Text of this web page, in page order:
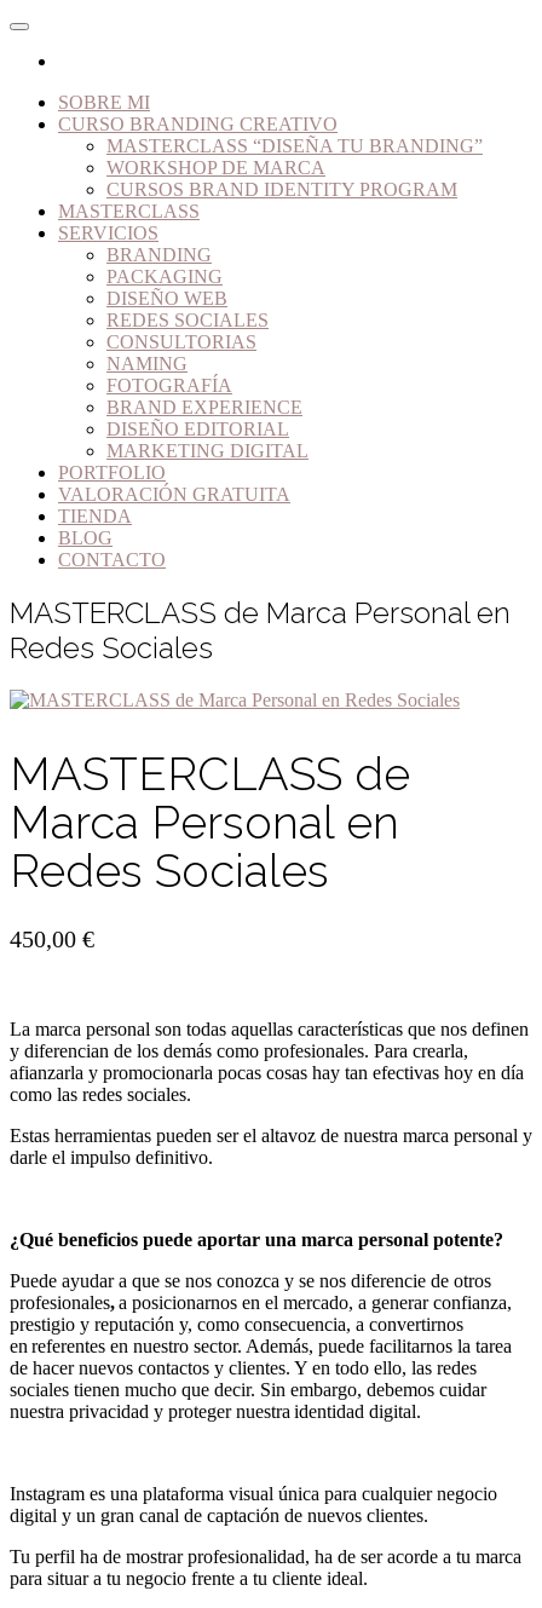
SOBRE MI
CURSO BRANDING CREATIVO
MASTERCLASS “DISEÑA TU BRANDING”
WORKSHOP DE MARCA
CURSOS BRAND IDENTITY PROGRAM
MASTERCLASS
SERVICIOS
BRANDING
PACKAGING
DISEÑO WEB
REDES SOCIALES
CONSULTORIAS
NAMING
FOTOGRAFÍA
BRAND EXPERIENCE
DISEÑO EDITORIAL
MARKETING DIGITAL
PORTFOLIO
VALORACIÓN GRATUITA
TIENDA
BLOG
CONTACTO
MASTERCLASS de Marca Personal en
Redes Sociales
MASTERCLASS de
Marca Personal en
Redes Sociales
450,00 €
La marca personal son todas aquellas características que nos definen
y diferencian de los demás como profesionales. Para crearla,
afianzarla y promocionarla pocas cosas hay tan efectivas hoy en día
como las redes sociales.
Estas herramientas pueden ser el altavoz de nuestra marca personal y
darle el impulso definitivo.
¿Qué beneficios puede aportar una marca personal potente?
Puede ayudar a que se nos conozca y se nos diferencie de otros
profesionales,a posicionarnos en el mercado, a generar confianza,
prestigio y reputación y, como consecuencia, a convertirnos
en referentes en nuestro sector. Además, puede facilitarnos la tarea
de hacer nuevos contactos y clientes. Y en todo ello, las redes
sociales tienen mucho que decir. Sin embargo, debemos cuidar
nuestra privacidad y proteger nuestra identidad digital.
Instagram es una plataforma visual única para cualquier negocio
digital y un gran canal de captación de nuevos clientes.
Tu perfil ha de mostrar profesionalidad, ha de ser acorde a tu marca
para situar a tu negocio frente a tu cliente ideal.